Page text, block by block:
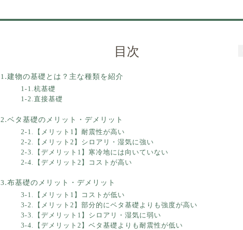
目次
1.建物の基礎とは？主な種類を紹介
1-1.杭基礎
1-2.直接基礎
2.ベタ基礎のメリット・デメリット
2-1.【メリット1】耐震性が高い
2-2.【メリット2】シロアリ・湿気に強い
2-3.【デメリット1】寒冷地には向いていない
2-4.【デメリット2】コストが高い
3.布基礎のメリット・デメリット
3-1.【メリット1】コストが低い
3-2.【メリット2】部分的にベタ基礎よりも強度が高い
3-3.【デメリット1】シロアリ・湿気に弱い
3-4.【デメリット2】ベタ基礎よりも耐震性が低い